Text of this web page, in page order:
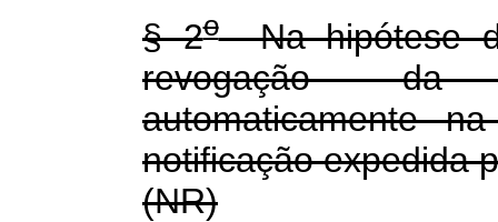
§ 2oNa hipótese
revogação da
automaticamente
notificação expedida
(NR)